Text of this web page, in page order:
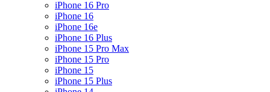
iPhone 16 Pro
iPhone 16
iPhone 16e
iPhone 16 Plus
iPhone 15 Pro Max
iPhone 15 Pro
iPhone 15
iPhone 15 Plus